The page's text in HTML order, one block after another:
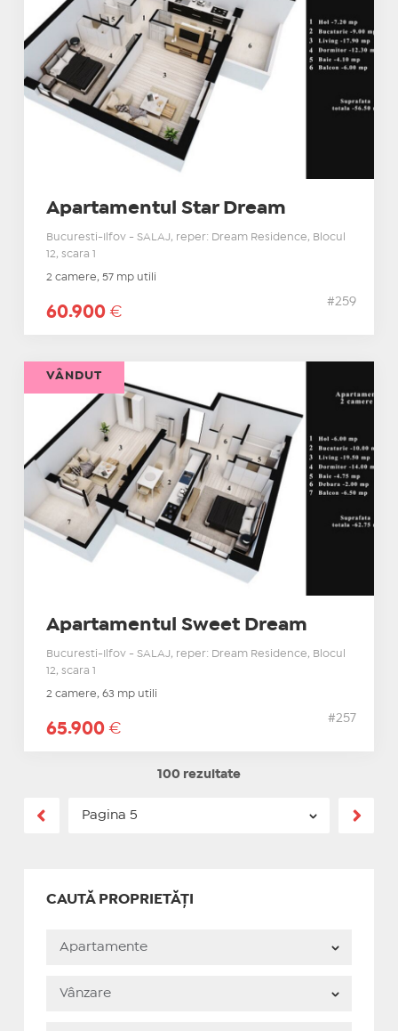
Apartamentul Star Dream
Bucuresti-Ilfov - SALAJ, reper: Dream Residence, Blocul
12, scara 1
2 camere, 57 mp utili
60.900 €
#259
Apartamentul Sweet Dream
Bucuresti-Ilfov - SALAJ, reper: Dream Residence, Blocul
12, scara 1
2 camere, 63 mp utili
65.900 €
#257
VÂNDUT
100 rezultate
CAUTĂ PROPRIETĂȚI